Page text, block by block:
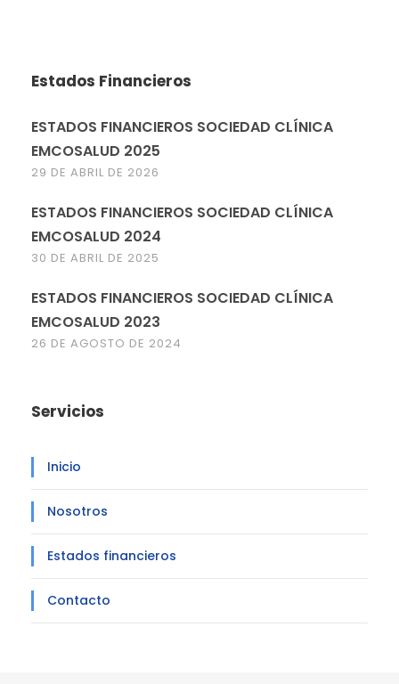
Estados Financieros
ESTADOS FINANCIEROS SOCIEDAD CLÍNICA
EMCOSALUD 2025
29 DE ABRIL DE 2026
ESTADOS FINANCIEROS SOCIEDAD CLÍNICA
EMCOSALUD 2024
30 DE ABRIL DE 2025
ESTADOS FINANCIEROS SOCIEDAD CLÍNICA
EMCOSALUD 2023
26 DE AGOSTO DE 2024
Servicios
Inicio
Nosotros
Estados financieros
Contacto